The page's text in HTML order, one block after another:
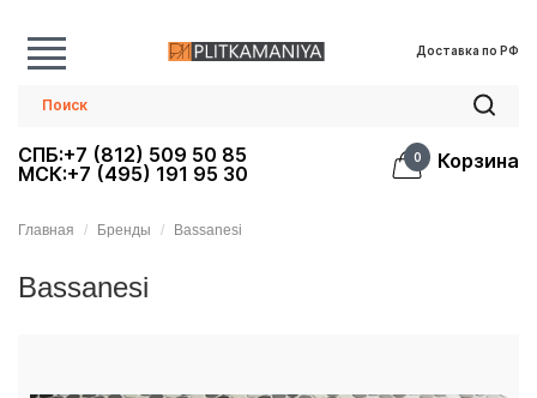
Доставка по РФ
СПБ:+7 (812) 509 50 85
МСК:+7 (495) 191 95 30
0 Корзина
Главная Бренды Bassanesi
Bassanesi